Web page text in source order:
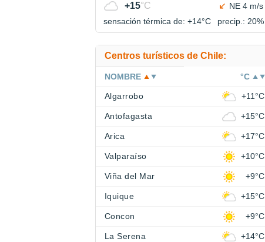
+15°C
NE 4 m/s
sensación térmica de: +14°C precip.: 20%
Centros turísticos de Chile:
NOMBRE °C
Algarrobo +11°C
Antofagasta +15°C
Arica +17°C
Valparaíso +10°C
Viña del Mar +9°C
Iquique +15°C
Concon +9°C
La Serena +14°C